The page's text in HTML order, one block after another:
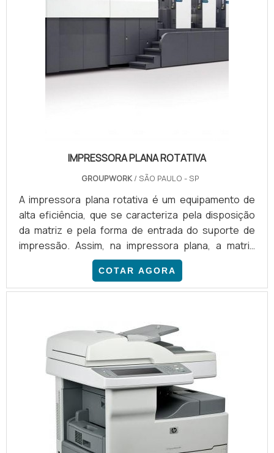
IMPRESSORA PLANA ROTATIVA
GROUPWORK/ SÃO PAULO - SP
A impressora plana rotativa é um equipamento de
alta eficiência, que se caracteriza pela disposição
da matriz e pela forma de entrada do suporte de
impressão. Assim, na impressora plana, a matriz
permanece nessa posição sem rotatividade. Por
isso, para este tipo de impressora, o papel é
inserido já no tamanho necessário para cada
PLANAApesar de guardar semelhanças com os
modelos domésticos, em...
COTAR AGORA